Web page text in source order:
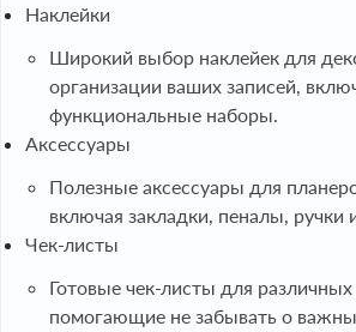
Наклейки
Широкий выбор наклейек для
организации ваших записей,
функциональные наборы.
Аксессуары
Полезные аксессуары для
включая закладки, пеналы, ручки
Чек-листы
Готовые чек-листы для
помогающие не забывать о